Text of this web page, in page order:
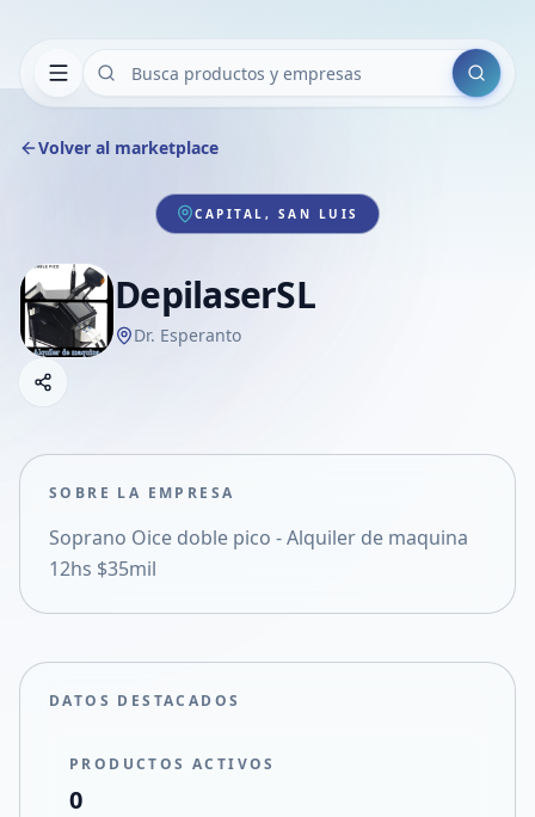
Buscar
Volver al marketplace
CAPITAL, SAN LUIS
DepilaserSL
Dr. Esperanto
Compartir empresa
Compartir en X
SOBRE LA EMPRESA
Soprano Oice doble pico - Alquiler de maquina
12hs $35mil
DATOS DESTACADOS
PRODUCTOS ACTIVOS
0